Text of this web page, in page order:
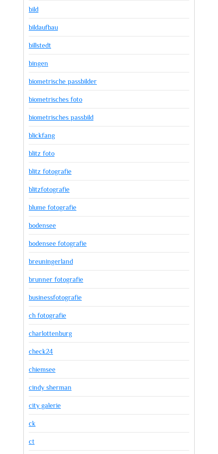
bild
bildaufbau
billstedt
bingen
biometrische passbilder
biometrisches foto
biometrisches passbild
blickfang
blitz foto
blitz fotografie
blitzfotografie
blume fotografie
bodensee
bodensee fotografie
breuningerland
brunner fotografie
businessfotografie
ch fotografie
charlottenburg
check24
chiemsee
cindy sherman
city galerie
ck
ct